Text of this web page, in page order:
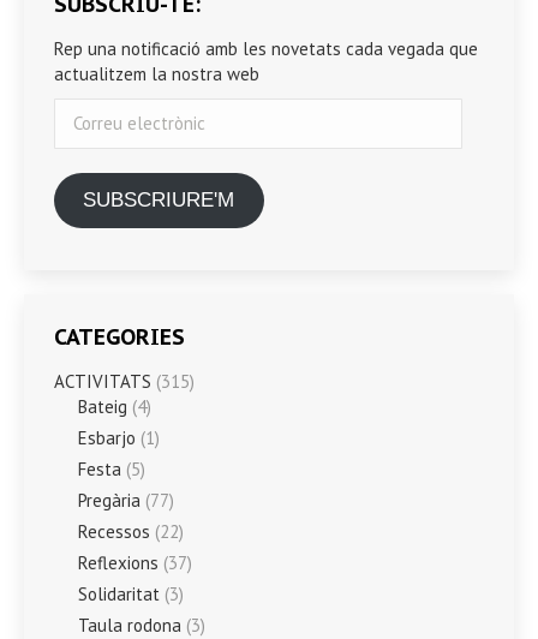
Rep una notificació amb les novetats cada vegada que
actualitzem la nostra web
electrònic
SUBSCRIURE'M
CATEGORIES
ACTIVITATS (315)
Bateig (4)
Esbarjo (1)
Festa (5)
Pregària (77)
Recessos (22)
Reflexions (37)
Solidaritat (3)
Taula rodona (3)